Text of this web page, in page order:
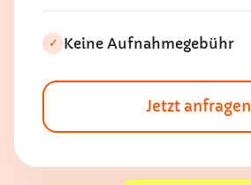
✓ Keine Aufnahmegebühr
Jetzt anfragen